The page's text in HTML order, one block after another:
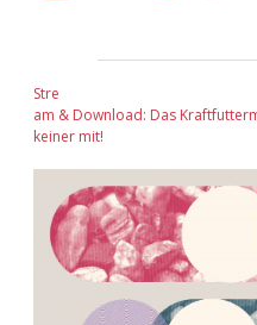
Stre
am & Download: Das
keiner mit!